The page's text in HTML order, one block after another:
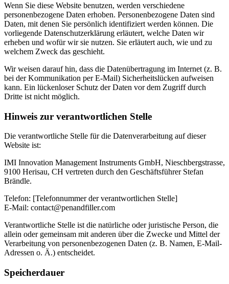
Wenn Sie diese Website benutzen, werden verschiedene
personenbezogene Daten erhoben. Personenbezogene Daten sind
Daten, mit denen Sie persönlich identifiziert werden können. Die
vorliegende Datenschutzerklärung erläutert, welche Daten wir
erheben und wofür wir sie nutzen. Sie erläutert auch, wie und zu
welchem Zweck das geschieht.
Wir weisen darauf hin, dass die Datenübertragung im Internet (z. B.
bei der Kommunikation per E-Mail) Sicherheitslücken aufweisen
kann. Ein lückenloser Schutz der Daten vor dem Zugriff durch
Dritte ist nicht möglich.
Hinweis zur verantwortlichen Stelle
Die verantwortliche Stelle für die Datenverarbeitung auf dieser
Website ist:
IMI Innovation Management Instruments GmbH, Nieschbergstrasse,
9100 Herisau, CH vertreten durch den Geschäftsführer Stefan
Brändle.
Telefon: [Telefonnummer der verantwortlichen Stelle]
E-Mail: contact@penandfiller.com
Verantwortliche Stelle ist die natürliche oder juristische Person, die
allein oder gemeinsam mit anderen über die Zwecke und Mittel der
Verarbeitung von personenbezogenen Daten (z. B. Namen, E-Mail-
Adressen o. Ä.) entscheidet.
Speicherdauer